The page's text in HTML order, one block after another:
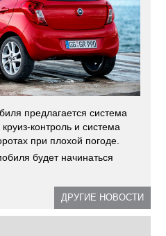
предлагается система
контроль и система
при плохой погоде.
будет начинаться
ДРУГИЕ НОВОСТИ